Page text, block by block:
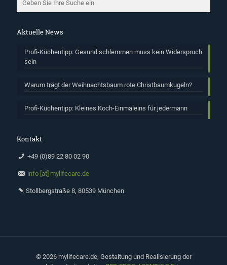
Aktuelle News
Profi-Küchentipp: Gesund schlemmen muss kein Widerspruch
sein
Warum trägt der Weihnachtsbaum rote Christbaumkugeln?
Profi-Küchentipp: Kleines Koch-Einmaleins für jedermann
Kontakt
+49 (0)89 22 80 02 90
info [at] mylifecare.de
Stollbergstraße 8, 80539 München
© 2026 mylifecare.de, Gestaltung und Realisierung der